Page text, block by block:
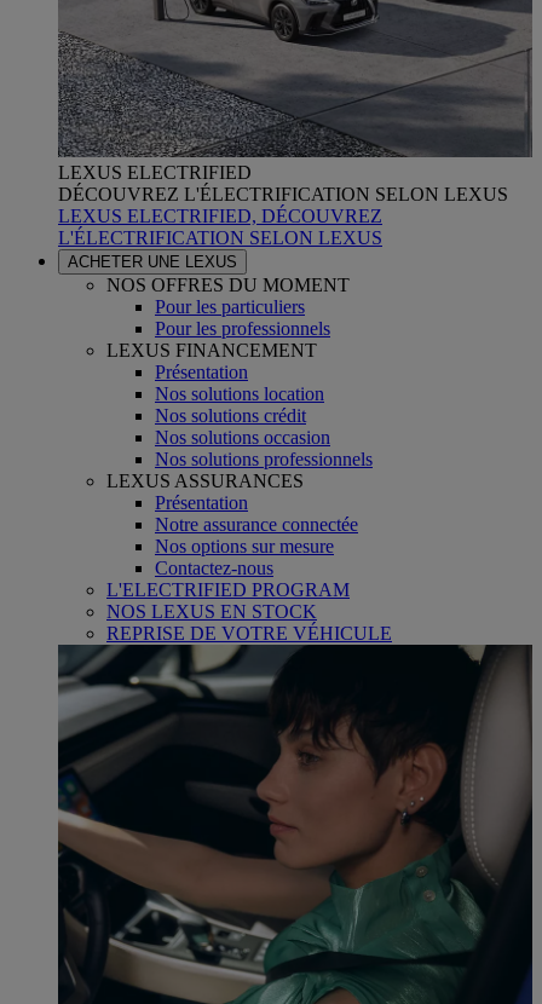
LEXUS ELECTRIFIED
DÉCOUVREZ L'ÉLECTRIFICATION SELON LEXUS
LEXUS ELECTRIFIED, DÉCOUVREZ
L'ÉLECTRIFICATION SELON LEXUS
ACHETER UNE LEXUS
NOS OFFRES DU MOMENT
Pour les particuliers
Pour les professionnels
LEXUS FINANCEMENT
Présentation
Nos solutions location
Nos solutions crédit
Nos solutions occasion
Nos solutions professionnels
LEXUS ASSURANCES
Présentation
Notre assurance connectée
Nos options sur mesure
Contactez-nous
L'ELECTRIFIED PROGRAM
NOS LEXUS EN STOCK
REPRISE DE VOTRE VÉHICULE